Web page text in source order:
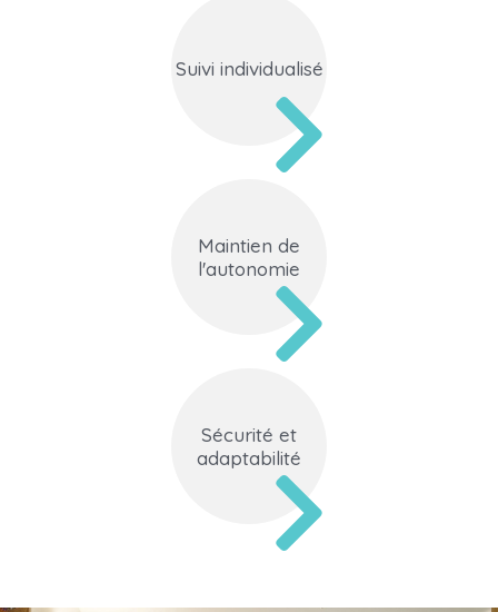
Suivi individualisé
Maintien de
l'autonomie
Sécurité et
adaptabilité